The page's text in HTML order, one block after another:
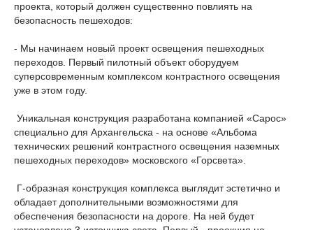
проекта, который должен существенно повлиять на
безопасность пешеходов:
- Мы начинаем новый проект освещения пешеходных
переходов. Первый пилотный объект оборудуем
суперсовременным комплексом контрастного освещения
уже в этом году.
Уникальная конструкция разработана компанией «Сарос»
специально для Архангельска - на основе «Альбома
технических решений контрастного освещения наземных
пешеходных переходов» московского «Горсвета».
Г-образная конструкция комплекса выглядит эстетично и
обладает дополнительными возможностями для
обеспечения безопасности на дороге. На ней будет